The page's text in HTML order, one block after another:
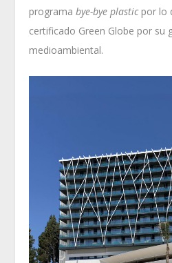
programabye-bye plasticpor lo
certificado Green Globe por su
medioambiental.